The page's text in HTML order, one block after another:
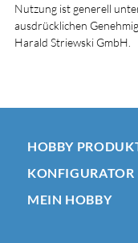
Nutzung ist generell
ausdrücklichen
Harald Striewski GmbH.
HOBBY
KONFIGURATOR
MEIN HOBBY